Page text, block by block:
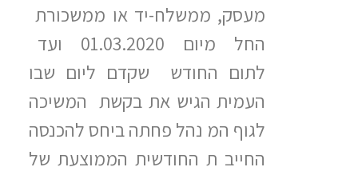
מעסק, ממשלח-יד או ממשכורת
החל מיום 01.03.2020 ועד
לתום החודש שקדם ליום שבו
העמית הגיש את בקשת המשיכה
לגוף המ נהל פחתה ביחס להכנסה
החייב ת החודשית הממוצעת של